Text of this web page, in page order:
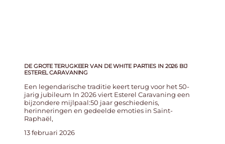
DE GROTE TERUGKEER VAN DE WHITE PARTIES IN 2026 BIJ
ESTEREL CARAVANING
Een legendarische traditie keert terug voor het 50-
jarig jubileum In 2026 viert Esterel Caravaning een
bijzondere mijlpaal:50 jaar geschiedenis,
herinneringen en gedeelde emoties in Saint-
Raphaël,
13 februari 2026